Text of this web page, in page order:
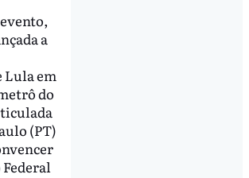
a
Lula em
do
(PT)